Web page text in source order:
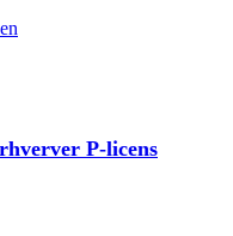
P-licens